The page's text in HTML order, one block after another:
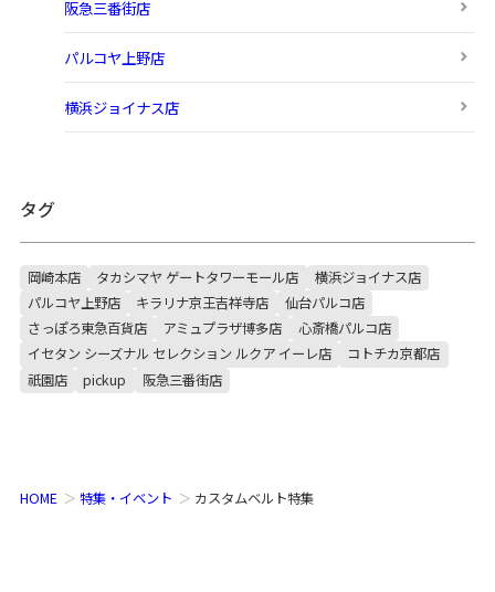
阪急三番街店
パルコヤ上野店
横浜ジョイナス店
タグ
岡崎本店 タカシマヤ ゲートタワーモール店
横浜ジョイナス店
パルコヤ上野店
キラリナ京王吉祥寺店
仙台パルコ店
さっぽろ東急百貨店
アミュプラザ博多店
心斎橋パルコ店
イセタン シーズナル セレクション ルクア イーレ店
コトチカ京都店
祇園店
pickup 阪急三番街店
HOME 特集・イベント カスタムベルト特集